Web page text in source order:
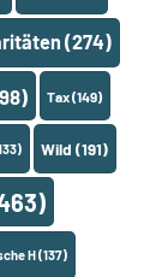
(274)
Tax(149)
Wild (191)
H(137)